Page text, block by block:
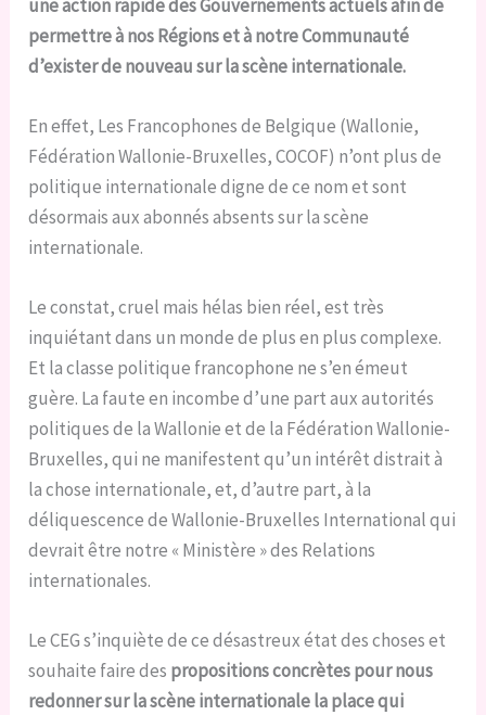
une action rapide des Gouvernements actuels afin de
permettre à nos Régions et à notre Communauté
d’exister de nouveau sur la scène internationale.
En effet, Les Francophones de Belgique (Wallonie,
Fédération Wallonie-Bruxelles, COCOF) n’ont plus de
politique internationale digne de ce nom et sont
désormais aux abonnés absents sur la scène
internationale.
Le constat, cruel mais hélas bien réel, est très
inquiétant dans un monde de plus en plus complexe.
Et la classe politique francophone ne s’en émeut
guère. La faute en incombe d’une part aux autorités
politiques de la Wallonie et de la Fédération Wallonie-
Bruxelles, qui ne manifestent qu’un intérêt distrait à
la chose internationale, et, d’autre part, à la
déliquescence de Wallonie-Bruxelles International qui
devrait être notre « Ministère » des Relations
internationales.
Le CEG s’inquiète de ce désastreux état des choses et
souhaite faire des propositions concrètes pour nous
redonner sur la scène internationale la place qui